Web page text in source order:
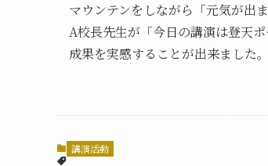
マウンテンをしながら「元気が出
A校長先生が「今日の講演は登天
成果を実感することが出来ました。
講演活動